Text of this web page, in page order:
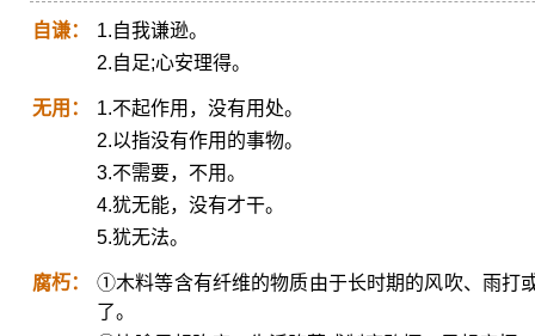
自谦：
1.自我谦逊。
2.自足;心安理得。
无用：
1.不起作用，没有用处。
2.以指没有作用的事物。
3.不需要，不用。
4.犹无能，没有才干。
5.犹无法。
腐朽：
①木料等含有纤维的物质由于长时期的风吹、雨打
了。